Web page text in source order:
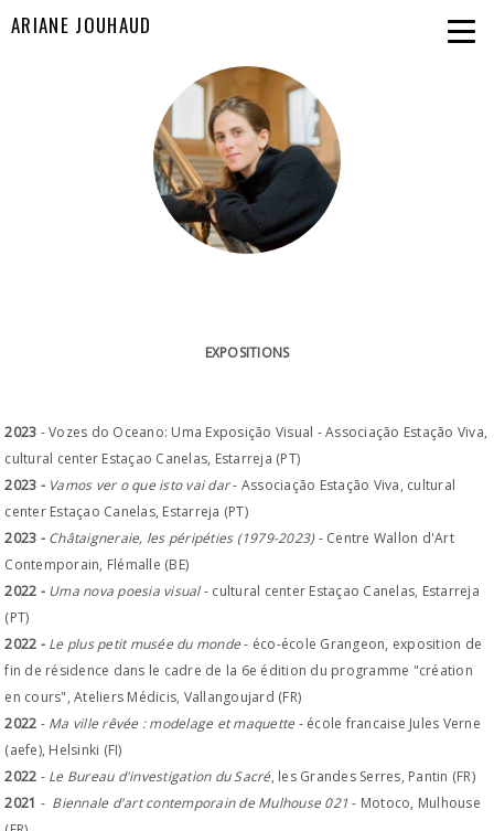
ARIANE JOUHAUD
EXPOSITIONS
2023 - Vozes do Oceano: Uma Exposição Visual - Associação Estação Viva,
cultural center Estaçao Canelas, Estarreja (PT)
2023 - Vamos ver o que isto vai dar- Associação Estação Viva, cultural
center Estaçao Canelas, Estarreja (PT)
2023 - Châtaigneraie, les péripéties (1979-2023)- Centre Wallon d'Art
Contemporain, Flémalle (BE)
2022 - Uma nova poesia visual- cultural center Estaçao Canelas, Estarreja
(PT)
2022 - Le plus petit musée du monde- éco-école Grangeon, exposition de
fin de résidence dans le cadre de la 6e édition du programme "création
en cours", Ateliers Médicis, Vallangoujard (FR)
2022 - Ma ville rêvée : modelage et maquette - école francaise Jules Verne
(aefe), Helsinki (FI)
2022 - Le Bureau d'investigation du Sacré, les Grandes Serres, Pantin (FR)
2021 - Biennale d'art contemporain de Mulhouse 021- Motoco, Mulhouse